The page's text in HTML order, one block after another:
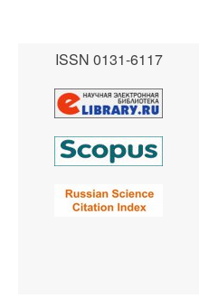
ISSN 0131-6117